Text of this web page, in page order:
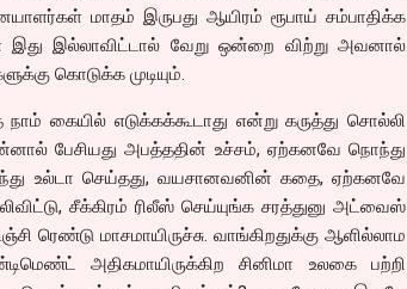
மாதம் இருபது ஆயிரம் ரூபாய் சம்பாதிக்க
இது இல்லாவிட்டால் வேறு ஒன்றை விற்று அவனால்
கொடுக்க முடியும்.
கையில் எடுக்கக்கூடாது என்று கருத்து சொல்லி
பேசியது அபத்ததின் உச்சம், ஏற்கனவே நொந்து
உல்டா செய்தது, வயசானவனின் கதை, ஏற்கனவே
சீக்கிரம் ரிலீஸ் செய்யுங்க சரத்துனு அட்வைஸ்
ரெண்டு மாசமாயிருச்சு. வாங்கிறதுக்கு ஆளில்லாம
அதிகமாயிருக்கிற சினிமா உலகை பற்றி